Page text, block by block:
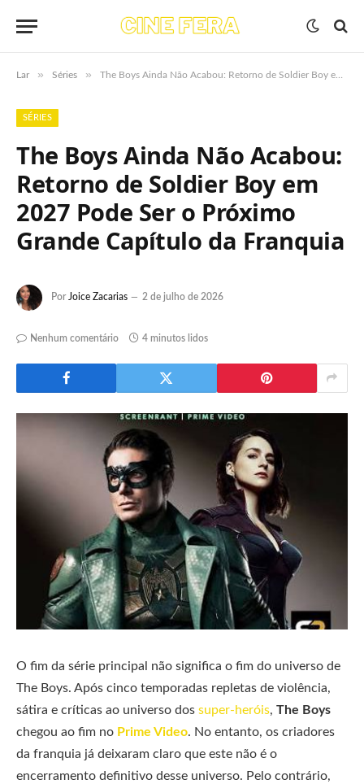
Lar » Séries » The Boys Ainda Não Acabou: Retorno de Soldier Boy em 2027 Pode Ser o Próximo Grande Capítulo da Franquia
SÉRIES
The Boys Ainda Não Acabou:
Retorno de Soldier Boy em
2027 Pode Ser o Próximo
Grande Capítulo da Franquia
Por Joice Zacarias 2 de julho de 2026
Nenhum comentário 4 minutos lidos
O fim da série principal não significa o fim do universo de
The Boys. Após cinco temporadas repletas de violência,
sátira e críticas ao universo dos super-heróis, The Boys
chegou ao fim no Prime Video. No entanto, os criadores
da franquia já deixaram claro que este não é o
encerramento definitivo desse universo. Pelo contrário,